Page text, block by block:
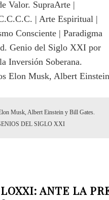
Musk, Albert Einstein y Bill Gates.
DEL SIGLO XXI
ANTE LA